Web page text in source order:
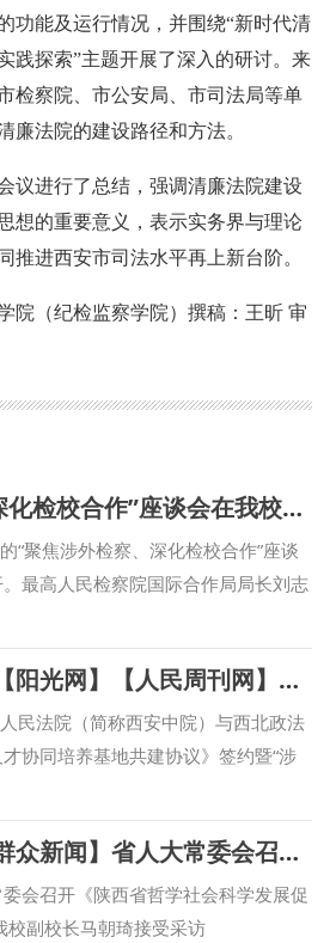
功能及运行情况 ， 并围绕“新时代清
践探索”主题开展了深入的研讨。来
检察院、市公安局、市司法局等单
廉法院的建设路径和方法。
议进行了总结 ， 强调清廉法院建设
想的重要意义， 表示实务界与理论
推进西安市司法水平再上新台阶。
院（纪检监察学院） 撰稿：王昕 审
“聚焦涉外检察 深化检校合作”座谈会在我校召开
“聚焦涉外检察、深化检校合作”座谈
最高人民检察院国际合作局局长刘志
一检察部主任李向锋，西安市人民检
文龙，西安市长安区人民检察院副检
校校长范九利出席会议并致辞，副校
九利表示，涉外检察工作是国家涉外
年来，学校与各级检察机关深化交
合作范围，围绕中国检察学自主知识
、检校人才互派交流、学生实习实训
合作。在最高人民检察院国际合作局
外刑事法治与国别检察司法研究中
在区域国别检察研究、国际刑事司
【中国新闻网】【阳光网】【人民周刊网】【今日头条】【起点新闻】【三秦都市报】西安市中级人民法院与西北政法大学联合建立涉外法治人才协同培养基地
民法院（简称西安中院）与西北政法
协同培养基地共建协议》签约暨“涉
”揭牌仪式。西安中院党组书记、院
委副书记、校长范九利出席会议并致
才协同培养基地”揭牌。西安中院审判
与西北政法大学副校长张荣刚签署《涉
共建协议》（简称《协议》）。 西
【起点新闻】【群众新闻】省人大常委会召开《陕西省哲学社会科学发展促进条例》新闻发布会 我校副校长马朝琦接受采访
委会召开《陕西省哲学社会科学发展促
校副校长马朝琦接受采访